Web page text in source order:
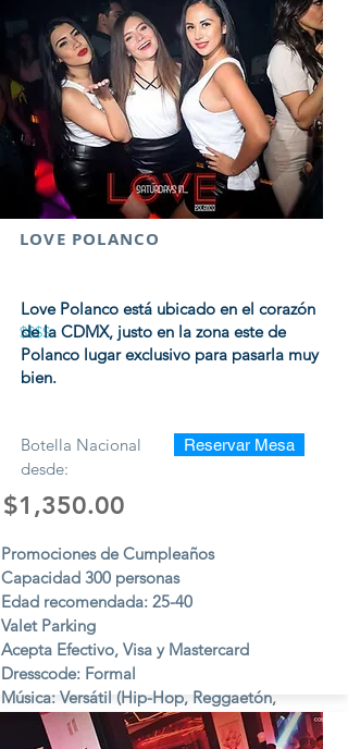
LOVE POLANCO
$$$$
Love Polanco está ubicado en el corazón
de la CDMX, justo en la zona este de
Polanco lugar exclusivo para pasarla muy
bien.
Botella Nacional
desde:
Reservar Mesa
$1,350.00
Promociones de Cumpleaños
Capacidad 300 personas
Edad recomendada: 25-40
Valet Parking
Acepta Efectivo, Visa y Mastercard
Dresscode: Formal
Música: Versátil (Hip-Hop, Reggaetón,
Electrónica, Pop, Retro, etc.)